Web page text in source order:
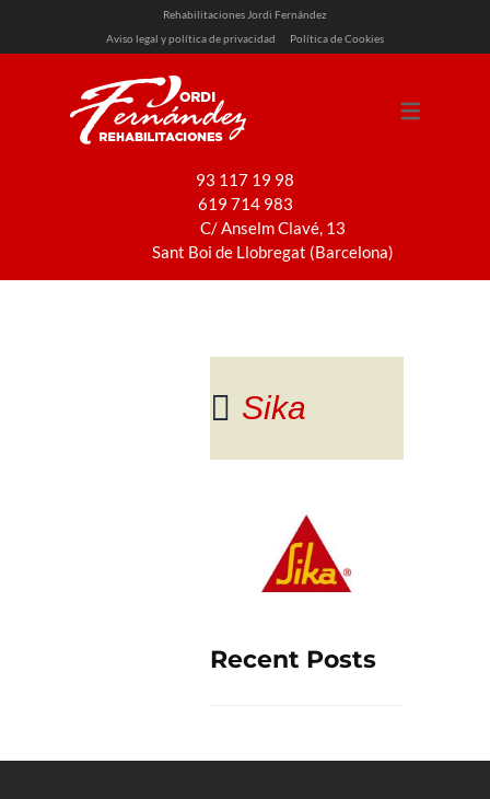
REHABILITACIÓN
Rehabilitaciones Jordi Fernández
Aviso legal y política de privacidad
Política de Cookies
93 117 19 98
619 714 983
C/ Anselm Clavé, 13
Sant Boi de Llobregat (Barcelona)
Sika
Recent Posts